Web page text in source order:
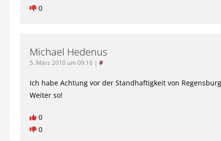
0
Michael Hedenus
5. März 2010 um 09:16 | #
Ich habe Achtung vor der Standhaftigkeit von
Weiter so!
0
0